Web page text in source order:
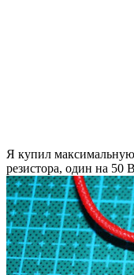
Я купил
резистора, один на 50